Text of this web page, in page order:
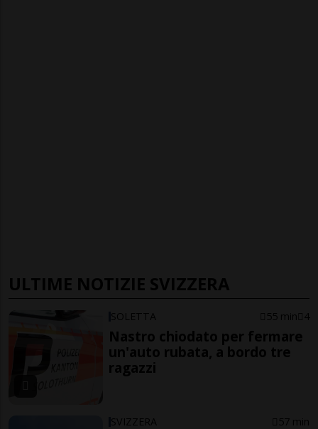
ULTIME NOTIZIE SVIZZERA
SOLETTA 55 min 4
Nastro chiodato per fermare
un'auto rubata, a bordo tre
ragazzi
SVIZZERA 57 min